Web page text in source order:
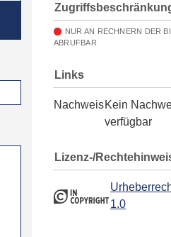
NUR AN RECHNERN DER
ABRUFBAR
Links
NachweisKein
verfügbar
Lizenz-/
1.0